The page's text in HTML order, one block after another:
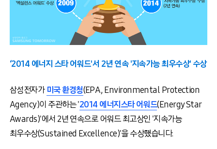
‘2014 에너지 스타 어워드'서 2년 연속 '지속가능 최우수상' 수상
삼성전자가 미국 환경청(EPA, Environmental Protection
Agency)이 주관하는 '2014 에너지스타 어워드(Energy Star
Awards)'에서 2년 연속으로 어워드 최고상인 '지속가능
최우수상(Sustained Excellence)'을 수상했습니다.